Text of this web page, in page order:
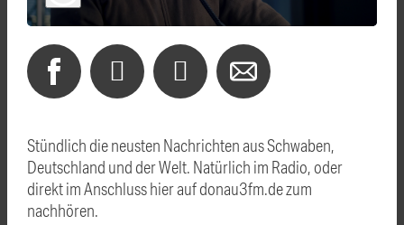
Stündlich die neusten Nachrichten aus Schwaben,
Deutschland und der Welt. Natürlich im Radio, oder
direkt im Anschluss hier auf donau3fm.de zum
nachhören.